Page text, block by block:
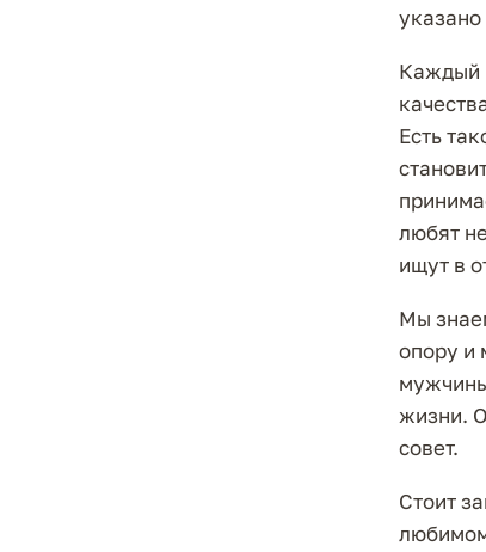
Каждый
Есть
любят
ищут в
Мы
опору и
жизни.
совет.
Стоит